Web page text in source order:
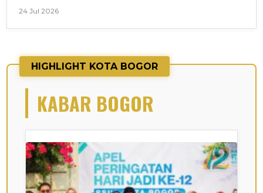
24 Jul 2026
HIGHLIGHT KOTA BOGOR
KABAR BOGOR